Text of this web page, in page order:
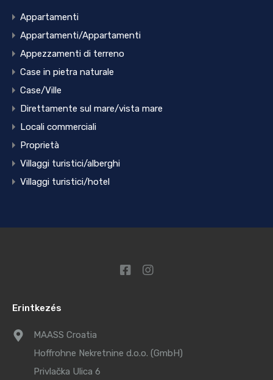
Appartamenti
Appartamenti/Appartamenti
Appezzamenti di terreno
Case in pietra naturale
Case/Ville
Direttamente sul mare/vista mare
Locali commerciali
Proprietà
Villaggi turistici/alberghi
Villaggi turistici/hotel
Erintkezés
MAASS Croatia
Hoffrohne Nekretnine d.o.o. (GmbH)
Privlačka Ulica 6